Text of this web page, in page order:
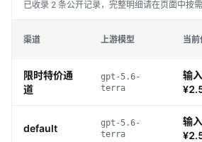
已收录 2 条公开记录，完整明细请在页面中按需
渠道 上游模型 当
限时特价通
道
gpt-5.6-
terra
输
default
gpt-5.6-
terra
输